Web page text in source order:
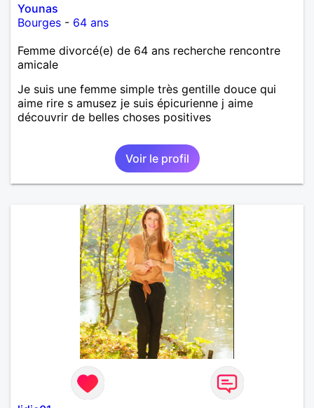
Younas
Bourges - 64 ans
Femme divorcé(e) de 64 ans recherche rencontre
amicale
Je suis une femme simple très gentille douce qui
aime rire s amusez je suis épicurienne j aime
découvrir de belles choses positives
Voir le profil